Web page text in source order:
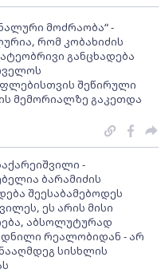
მოძრაობა“ -
რომ კობახიძის
განცხადება
შეწირული
მემორიალზე გაკეთდა
-
ბარამიძის
შეესაბამებოდეს
ეს არის მისი
აბსოლუტურად
რეალობიდან - არ
სისხლის